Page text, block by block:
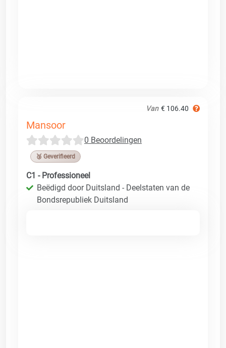
Van € 106.40
Mansoor
0 Beoordelingen
🥉 Geverifieerd
C1 - Professioneel
Beëdigd door Duitsland - Deelstaten van de
Bondsrepubliek Duitsland